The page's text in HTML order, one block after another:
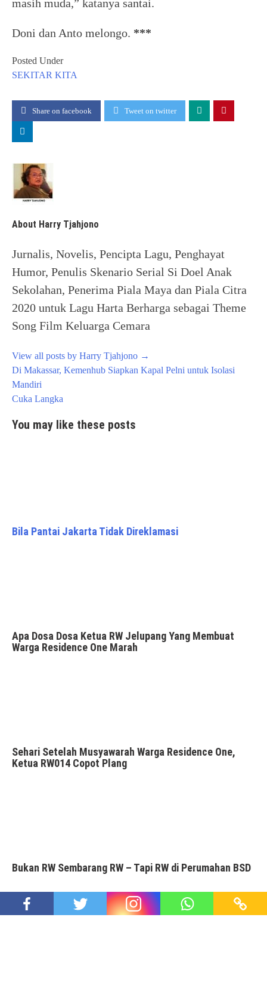
masih muda,” katanya santai.
Doni dan Anto melongo. ***
Posted Under
SEKITAR KITA
Share on facebook Tweet on twitter
About Harry Tjahjono
Jurnalis, Novelis, Pencipta Lagu, Penghayat
Humor, Penulis Skenario Serial Si Doel Anak
Sekolahan, Penerima Piala Maya dan Piala Citra
2020 untuk Lagu Harta Berharga sebagai Theme
Song Film Keluarga Cemara
View all posts by Harry Tjahjono →
Post
navigation
Di Makassar, Kemenhub Siapkan Kapal Pelni untuk Isolasi
Mandiri
Cuka Langka
You may like these posts
Bila Pantai Jakarta Tidak Direklamasi
Apa Dosa Dosa Ketua RW Jelupang Yang Membuat
Warga Residence One Marah
Sehari Setelah Musyawarah Warga Residence One,
Ketua RW014 Copot Plang
Bukan RW Sembarang RW – Tapi RW di Perumahan BSD